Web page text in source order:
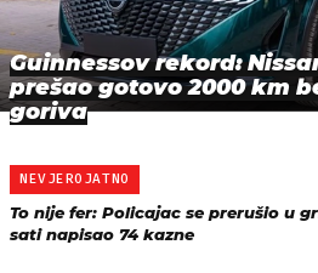
Guinnessov rekord:
prešao gotovo 2000 km
goriva
NEVJEROJATNO
To nije fer: Policajac se prerušio u
sati napisao 74 kazne